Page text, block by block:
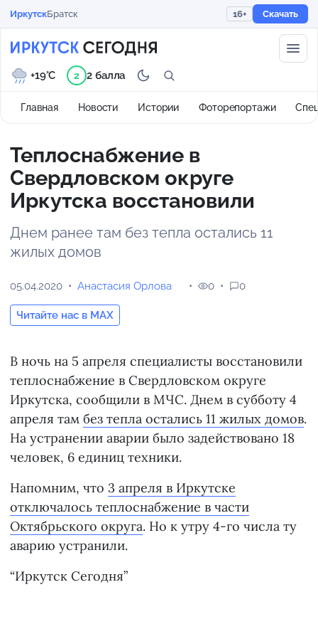
ИркутскБратск 16+ Скачать
Главная Новости Истории Фоторепортажи
+19°C 2 2 балла
Теплоснабжение в
Свердловском округе
Иркутска восстановили
Днем ранее там без тепла остались 11
жилых домов
05.04.2020 Анастасия Орлова
Читайте нас в MAX
0 0
В ночь на 5 апреля специалисты восстановили
теплоснабжение в Свердловском округе
Иркутска, сообщили в МЧС. Днем в субботу 4
апреля там без тепла остались 11 жилых домов.
На устранении аварии было задействовано 18
человек, 6 единиц техники.
Напомним, что 3 апреля в Иркутске
отключалось теплоснабжение в части
Октябрьского округа. Но к утру 4-го числа ту
аварию устранили.
“Иркутск Сегодня”